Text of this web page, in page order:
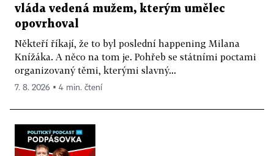
vláda vedená mužem, kterým umělec
opovrhoval
Někteří říkají, že to byl poslední happening Milana
Knížáka. A něco na tom je. Pohřeb se státními poctami
organizovaný těmi, kterými slavný...
7. 8. 2026 ▪ 4 min. čtení